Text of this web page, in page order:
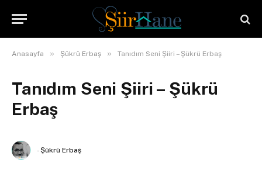
Anasayfa » Şükrü Erbaş » Tanıdım Seni Şiiri – Şükrü Erbaş
Tanıdım Seni Şiiri – Şükrü
Erbaş
- Şükrü Erbaş